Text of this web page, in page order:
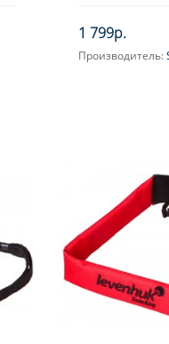
1 799р.
Производитель: